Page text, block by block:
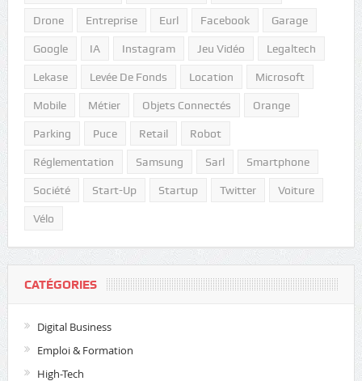
Drone Entreprise Eurl Facebook Garage
Google IA Instagram Jeu Vidéo Legaltech
Lekase Levée De Fonds Location Microsoft
Mobile Métier Objets Connectés Orange
Parking Puce Retail Robot
Réglementation Samsung Sarl Smartphone
Société Start-Up Startup Twitter Voiture
Vélo
CATÉGORIES
Digital Business
Emploi & Formation
High-Tech